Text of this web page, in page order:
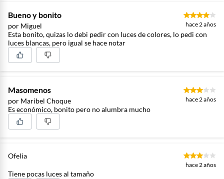
Bueno y bonito
por Miguel hace 2 años
Esta bonito, quizas lo debi pedir con luces de colores, lo pedi con
luces blancas, pero igual se hace notar
Masomenos
por Maribel Choque hace 2 años
Es económico, bonito pero no alumbra mucho
Ofelia
hace 2 años
Tiene pocas luces al tamaño